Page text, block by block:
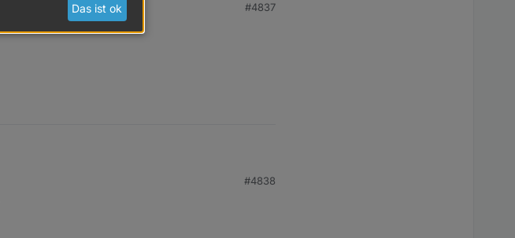
#4837
#4838
Das ist ok